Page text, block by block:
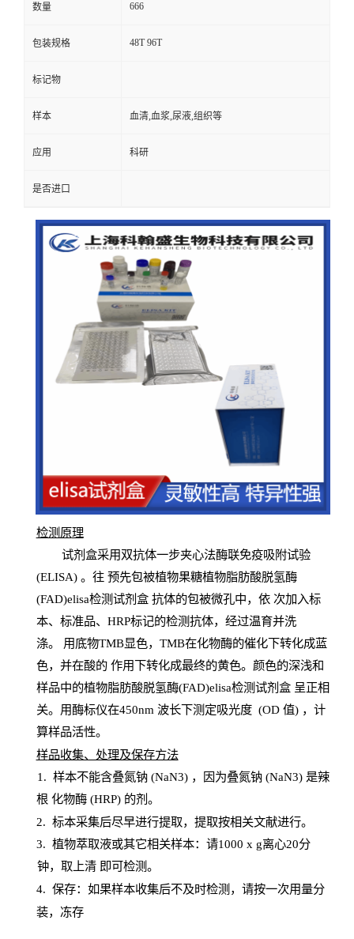
数量 666
包装规格 48T 96T
标记物
样本 血清,血浆,尿液,组织等
应用 科研
是否进口
检测原理
试剂盒采用双抗体一步夹心法酶联免疫吸附试验
(ELISA) 。往 预先包被植物果糖植物脂肪酸脱氢酶
(FAD)elisa检测试剂盒抗体的包被微孔中，依 次加入标
本、标准品、 HRP标记的检测抗体，经过温育并洗
涤。 用底物TMB显色， TMB在化物酶的催化下转化成蓝
色，并在酸的 作用下转化成最终的黄色。颜色的深浅和
样品中的植物脂肪酸脱氢酶(FAD)elisa检测试剂盒呈正相
关。用酶标仪在450nm 波长下测定吸光度 (OD 值) ，计
算样品活性。
样品收集、处理及保存方法
1 . 样本不能含叠氮钠(NaN3) ，因为叠氮钠 (NaN3) 是辣
根 化物酶(HRP) 的剂。
2. 标本采集后尽早进行提取，提取按相关文献进行。
3. 植物萃取液或其它相关样本：请1000 x g离心20分
钟，取上清 即可检测。
4. 保存：如果样本收集后不及时检测，请按一次用量分
装，冻存